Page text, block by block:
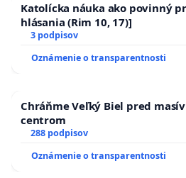
Katolícka náuka ako povinný
hlásania (Rim 10, 17)]
3 podpisov
Oznámenie o transparentnosti
Chráňme Veľký Biel pred
centrom
288 podpisov
Oznámenie o transparentnosti